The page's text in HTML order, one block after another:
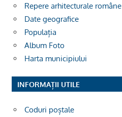
Repere arhitecturale române
Date geografice
Populația
Album Foto
Harta municipiului
INFORMAȚII UTILE
Coduri poștale